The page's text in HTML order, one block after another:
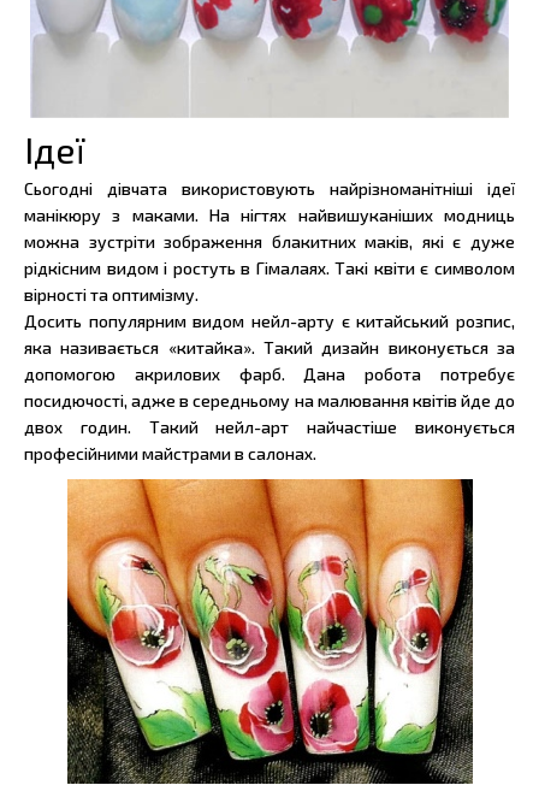
Ідеї
Сьогодні дівчата використовують найрізноманітніші ідеї
манікюру з маками. На нігтях найвишуканіших модниць
можна зустріти зображення блакитних маків, які є дуже
рідкісним видом і ростуть в Гімалаях. Такі квіти є символом
вірності та оптимізму.
Досить популярним видом нейл-арту є китайський розпис,
яка називається «китайка». Такий дизайн виконується за
допомогою акрилових фарб. Дана робота потребує
посидючості, адже в середньому на малювання квітів йде до
двох годин. Такий нейл-арт найчастіше виконується
професійними майстрами в салонах.